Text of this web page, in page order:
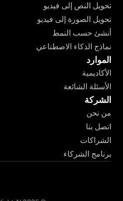
تحويل النص إلى فيديو
تحويل الصورة إلى فيديو
أنشئ حسب النمط
نماذج الذكاء الاصطناعي
الموارد
الأكاديمية
الأسئلة الشائعة
الشركة
من نحن
اتصل بنا
الشراكات
برنامج الشركاء